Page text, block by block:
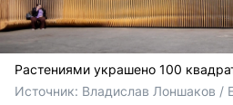
Растениями украшено 100
Источник: Владислав Лоншаков /